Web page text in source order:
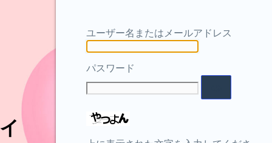
ユーザー名またはメールアドレス
パスワード